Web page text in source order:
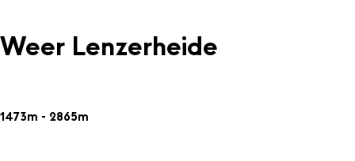
Weer Lenzerheide
1473m - 2865m